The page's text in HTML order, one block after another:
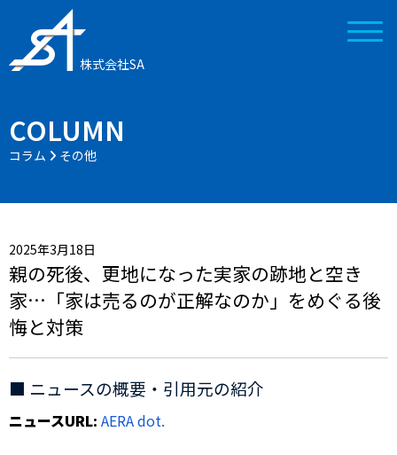
株式会社SA
COLUMN
コラム その他
2025年3月18日
親の死後、更地になった実家の跡地と空き
家…「家は売るのが正解なのか」をめぐる後
悔と対策
■ ニュースの概要・引用元の紹介
ニュースURL: AERA dot.